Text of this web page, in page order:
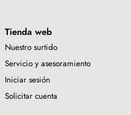
Tienda web
Nuestro surtido
Servicio y asesoramiento
Iniciar sesión
Solicitar cuenta